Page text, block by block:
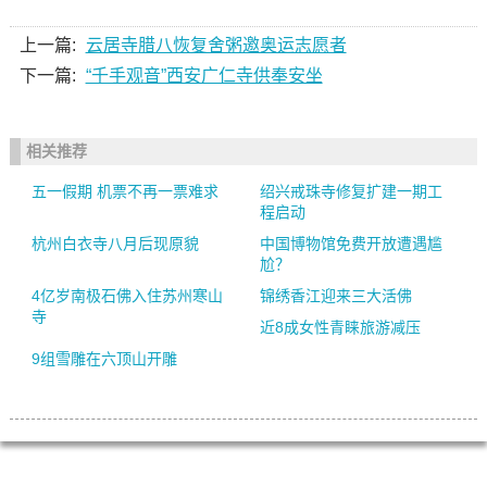
上一篇: 云居寺腊八恢复舍粥邀奥运志愿者
下一篇: “千手观音”西安广仁寺供奉安坐
相关推荐
五一假期 机票不再一票难求
绍兴戒珠寺修复扩建一期工
程启动
杭州白衣寺八月后现原貌
中国博物馆免费开放遭遇尴
尬？
4亿岁南极石佛入住苏州寒山
寺
锦绣香江迎来三大活佛
近8成女性青睐旅游减压
9组雪雕在六顶山开雕